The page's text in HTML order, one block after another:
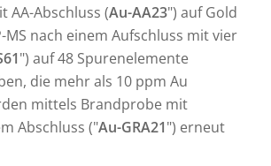
AA-Abschluss (Au-AA23") auf Gold
MS nach einem Aufschluss mit vier
") auf 48 Spurenelemente
die mehr als 10 ppm Au
mittels Brandprobe mit
Abschluss ("Au-GRA21") erneut